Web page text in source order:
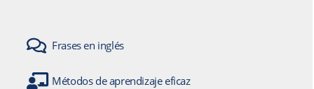
Frases en inglés
Métodos de aprendizaje eficaz